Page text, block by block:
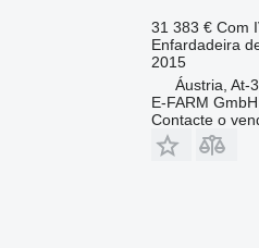
31 383 € Com
Enfardadeira
2015
Áustria, At-
E-FARM GmbH
Contacte o